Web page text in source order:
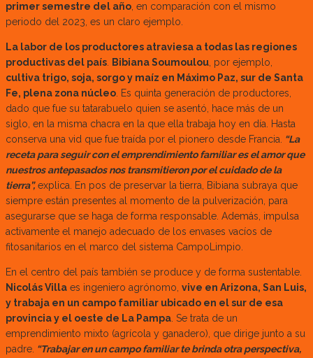
primer semestre del año, en comparación con el mismo
periodo del 2023, es un claro ejemplo.
La labor de los productores atraviesa a todas las regiones
productivas del país. Bibiana Soumoulou, por ejemplo,
cultiva trigo, soja, sorgo y maíz en Máximo Paz, sur de Santa
Fe, plena zona núcleo. Es quinta generación de productores,
dado que fue su tatarabuelo quien se asentó, hace más de un
siglo, en la misma chacra en la que ella trabaja hoy en día. Hasta
conserva una vid que fue traída por el pionero desde Francia. “La
receta para seguir con el emprendimiento familiar es el amor que
nuestros antepasados nos transmitieron por el cuidado de la
tierra”,explica. En pos de preservar la tierra, Bibiana subraya que
siempre están presentes al momento de la pulverización, para
asegurarse que se haga de forma responsable. Además, impulsa
activamente el manejo adecuado de los envases vacíos de
fitosanitarios en el marco del sistema CampoLimpio.
En el centro del país también se produce y de forma sustentable.
Nicolás Villa es ingeniero agrónomo, vive en Arizona, San Luis,
y trabaja en un campo familiar ubicado en el sur de esa
provincia y el oeste de La Pampa. Se trata de un
emprendimiento mixto (agrícola y ganadero), que dirige junto a su
padre. “Trabajar en un campo familiar te brinda otra perspectiva,